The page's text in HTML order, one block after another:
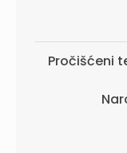
Pročišćeni